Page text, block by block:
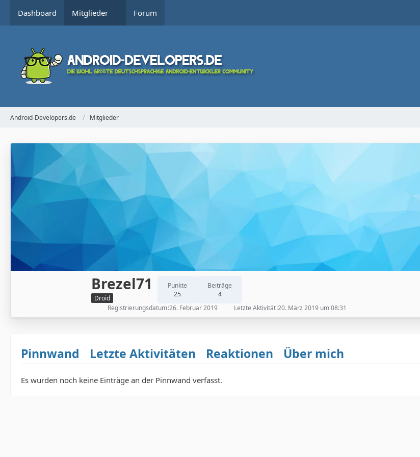
Dashboard Mitglieder Forum
Android-Developers.de Mitglieder
Brezel71
Droid
Punkte
25
Beiträge
4
Registrierungsdatum 26. Februar 2019 Letzte Aktivität 20. März 2019 um 08:31
Pinnwand Letzte Aktivitäten Reaktionen Über mich
Es wurden noch keine Einträge an der Pinnwand verfasst.